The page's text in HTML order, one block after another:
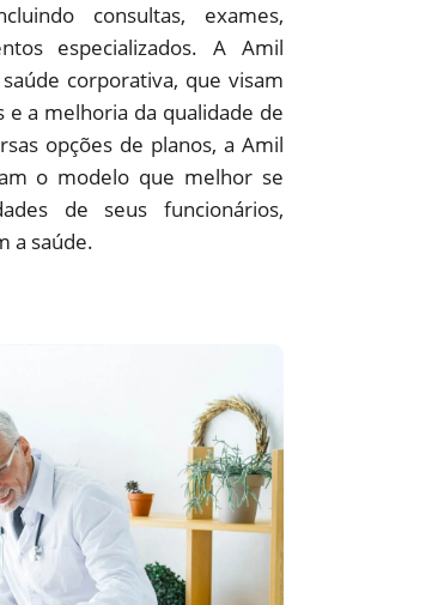
consultas, exames,
especializados. A Amil
corporativa, que visam
a melhoria da qualidade de
opções de planos, a Amil
o modelo que melhor se
de seus funcionários,
a saúde.